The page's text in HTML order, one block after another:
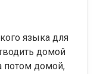
языка для
домой
потом домой,